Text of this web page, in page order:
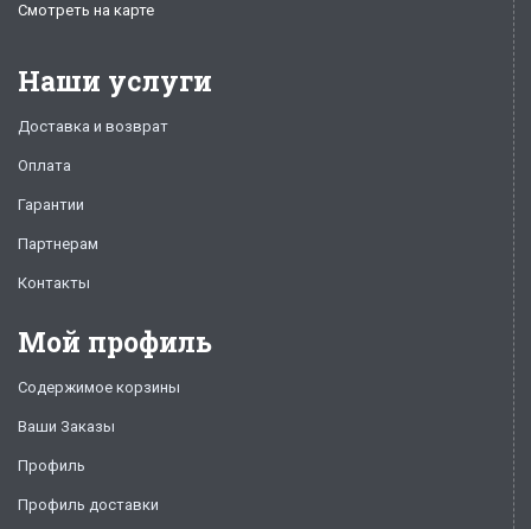
Смотреть на карте
Наши услуги
Доставка и возврат
Оплата
Гарантии
Партнерам
Контакты
Мой профиль
Содержимое корзины
Ваши Заказы
Профиль
Профиль доставки